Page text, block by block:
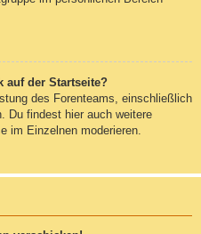
auf der Startseite?
des Forenteams, einschließlich
Du findest hier auch weitere
im Einzelnen moderieren.